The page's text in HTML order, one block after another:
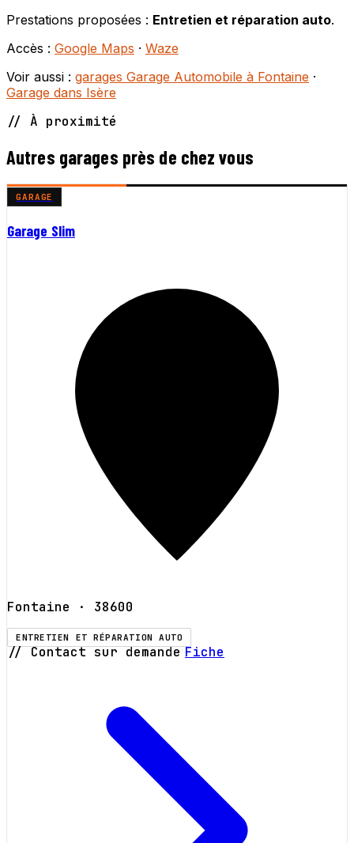
Prestations proposées : Entretien et réparation auto.
Accès : Google Maps · Waze
Voir aussi : garages Garage Automobile à Fontaine ·
Garage dans Isère
// À proximité
Autres garages près de chez vous
GARAGE
Garage Slim
Fontaine · 38600
ENTRETIEN ET RÉPARATION AUTO
// Contact sur demande Fiche